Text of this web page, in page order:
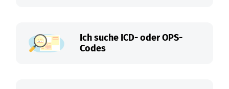
Ich suche ICD- oder OPS-
Codes